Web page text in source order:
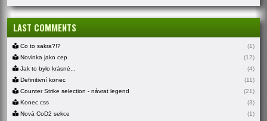
LAST COMMENTS
Co to sakra?!?
(1)
Novinka jako cep
(12)
Jak to bylo krásné...
(4)
Definitivní konec
(11)
Counter Strike selection - návrat legend
(21)
Konec css
(3)
Nová CoD2 sekce
(1)